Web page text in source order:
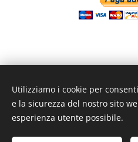
© 2016Sound Music Academy
rotta durante la
Utilizziamo i cookie per
e la sicurezza del nostro sito
esperienza utente possibile.